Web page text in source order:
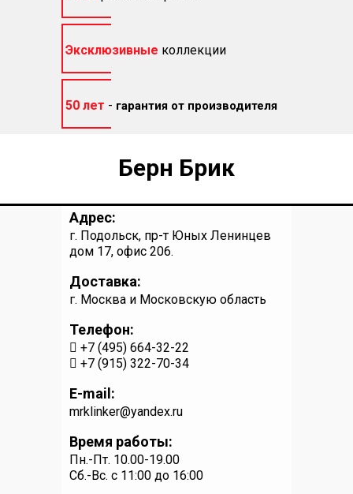
Эксклюзивные коллекции
50 лет - гарантия от производителя
Берн Брик
Адрес:
г. Подольск, пр-т Юных Ленинцев
дом 17, офис 206.
Доставка:
г. Москва и Московскую область
Телефон:
+7 (495) 664-32-22
+7 (915) 322-70-34
E-mail:
mrklinker@yandex.ru
Время работы:
Пн.-Пт. 10.00-19.00
Сб.-Вс. c 11:00 до 16:00